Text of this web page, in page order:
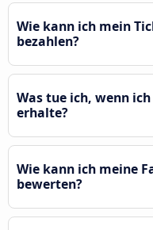
Wie kann ich mein
bezahlen?
Was tue ich, wenn
erhalte?
Wie kann ich meine
bewerten?